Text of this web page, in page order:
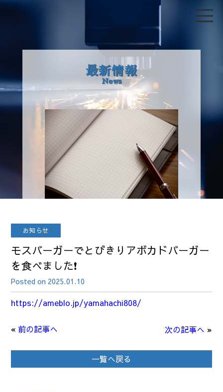
最新情報
News
お知らせ
モスバーガーでとびきりアボカドバーガー
を食べました❗
Posted on 2025.01.10
https://ameblo.jp/yamahachi808/
« 前の記事へ 次の記事へ »
一覧へ戻る